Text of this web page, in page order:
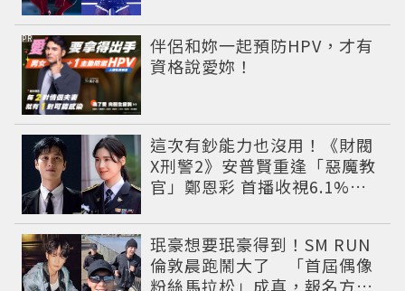
伴侶和妳一起預防HPV，才有
資格說愛妳！
PR
這次有鈔能力也沒用！《財閥
X刑警2》安普賢重逢「惡魔教
官」鄭恩彩 首播收視6.1%超
珉豪想要珉豪得到！SM RUN
倫敦晨跑鬧大了 「首屆偶像
粉絲馬拉松」成真，報名方式